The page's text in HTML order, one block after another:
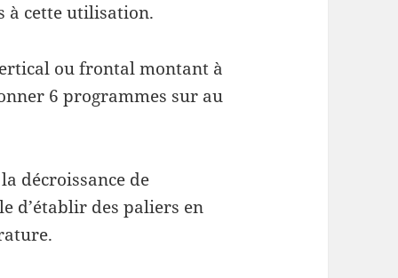
à cette utilisation.
ou frontal montant à
6 programmes sur au
décroissance de
d’établir des paliers en